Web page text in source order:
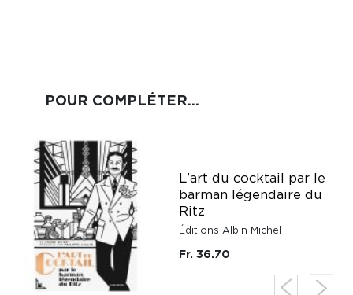
POUR COMPLÉTER...
L'art du cocktail par le
barman légendaire du
Ritz
Éditions Albin Michel
Fr. 36.70